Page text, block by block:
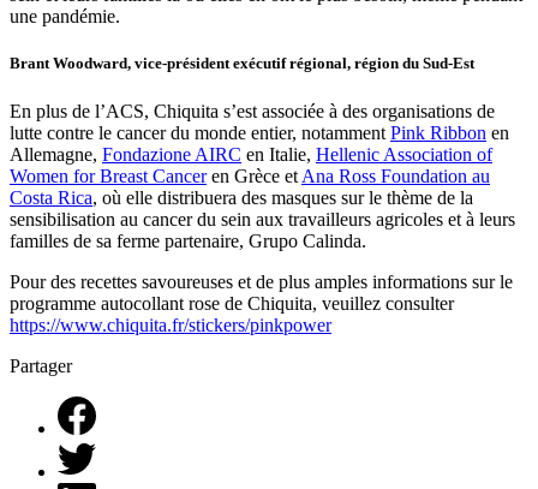
une pandémie.
Brant Woodward, vice-président exécutif régional, région du Sud-Est
En plus de l’ACS, Chiquita s’est associée à des organisations de
lutte contre le cancer du monde entier, notamment Pink Ribbon en
Allemagne, Fondazione AIRC en Italie, Hellenic Association of
Women for Breast Canceren Grèce et Ana Ross Foundation au
Costa Rica, où elle distribuera des masques sur le thème de la
sensibilisation au cancer du sein aux travailleurs agricoles et à leurs
familles de sa ferme partenaire, Grupo Calinda.
Pour des recettes savoureuses et de plus amples informations sur le
programme autocollant rose de Chiquita, veuillez consulter
https://www.chiquita.fr/stickers/pinkpower
Partager